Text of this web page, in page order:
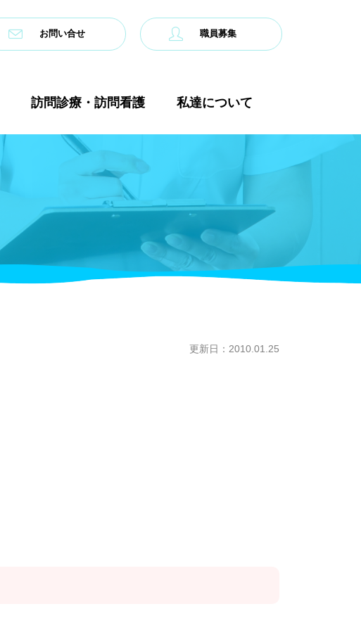
お問い合せ 職員募集
訪問診療・訪問看護 私達について
更新日：2010.01.25